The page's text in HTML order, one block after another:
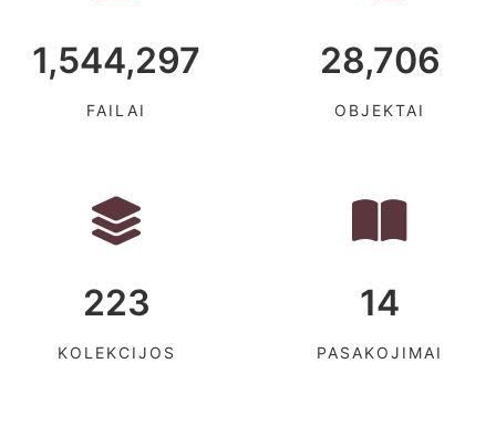
1,544,297
FAILAI
28,706
OBJEKTAI
223
KOLEKCIJOS
14
PASAKOJIMAI